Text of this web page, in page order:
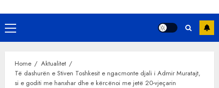
Primary
Menu
Home
Aktualitet
Të dashurën e Stiven Toshkesit e ngacmonte djali i Admir Muratajt,
si e goditi me hanxhar dhe e kërcënoi me jetë 20-vjeçarin